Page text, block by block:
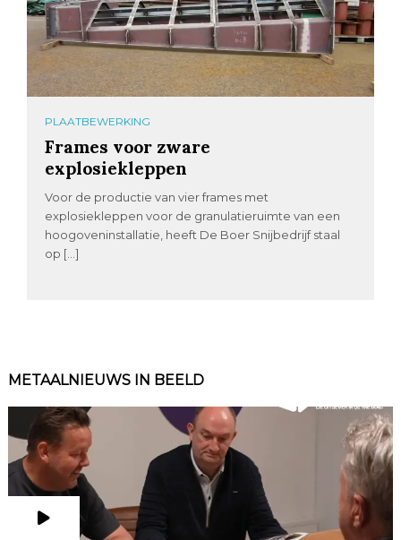
PLAATBEWERKING
Frames voor zware
explosiekleppen
Voor de productie van vier frames met
explosiekleppen voor de granulatieruimte van een
hoogoveninstallatie, heeft De Boer Snijbedrijf staal
op […]
METAALNIEUWS IN BEELD